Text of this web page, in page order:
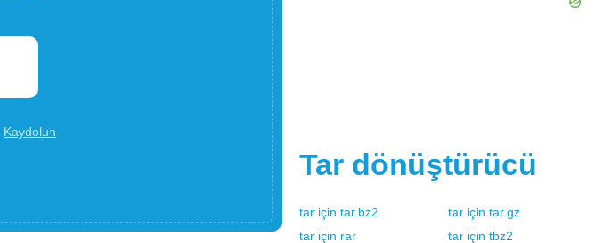
Kaydolun
Tar dönüştürücü
tar için tar.bz2 tar için tar.gz
tar için rar tar için tbz2